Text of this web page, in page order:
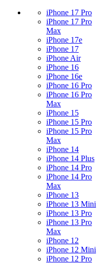
iPhone 17 Pro
iPhone 17 Pro
Max
iPhone 17e
iPhone 17
iPhone Air
iPhone 16
iPhone 16e
iPhone 16 Pro
iPhone 16 Pro
Max
iPhone 15
iPhone 15 Pro
iPhone 15 Pro
Max
iPhone 14
iPhone 14 Plus
iPhone 14 Pro
iPhone 14 Pro
Max
iPhone 13
iPhone 13 Mini
iPhone 13 Pro
iPhone 13 Pro
Max
iPhone 12
iPhone 12 Mini
iPhone 12 Pro